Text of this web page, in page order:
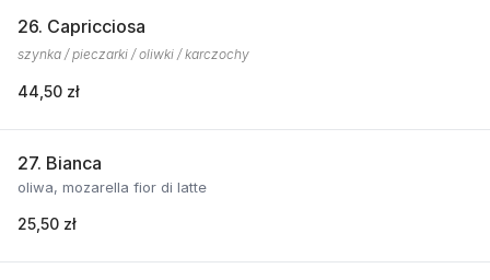
26. Capricciosa
szynka / pieczarki / oliwki / karczochy
44,50 zł
27. Bianca
oliwa, mozarella fior di latte
25,50 zł